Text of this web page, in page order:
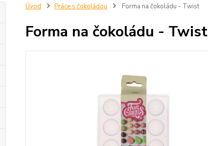
Úvod Práce s čokoládou Forma na čokoládu - Twist
Forma na čokoládu - Twist